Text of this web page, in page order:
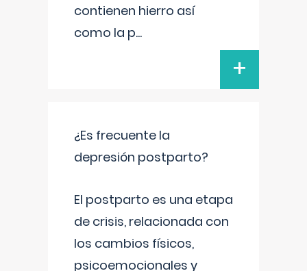
contienen hierro así
como la p...
+
¿Es frecuente la
depresión postparto?
El postparto es una etapa
de crisis, relacionada con
los cambios físicos,
psicoemocionales y